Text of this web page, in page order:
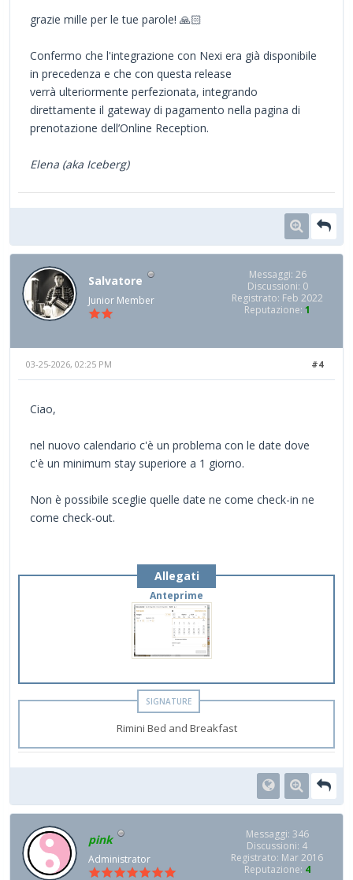
grazie mille per le tue parole! 🙏🏻
Confermo che l'integrazione con Nexi era già disponibile
in precedenza e che con questa release
verrà ulteriormente perfezionata, integrando
direttamente il gateway di pagamento nella pagina di
prenotazione dell’Online Reception.
Elena (aka Iceberg)
Salvatore
Junior Member
Messaggi: 26
Discussioni: 0
Registrato: Feb 2022
Reputazione: 1
#4
03-25-2026, 02:25 PM
Ciao,
nel nuovo calendario c'è un problema con le date dove
c'è un minimum stay superiore a 1 giorno.
Non è possibile sceglie quelle date ne come check-in ne
come check-out.
Allegati
Anteprime
Rimini Bed and Breakfast
pink
Administrator
Messaggi: 346
Discussioni: 4
Registrato: Mar 2016
Reputazione: 4